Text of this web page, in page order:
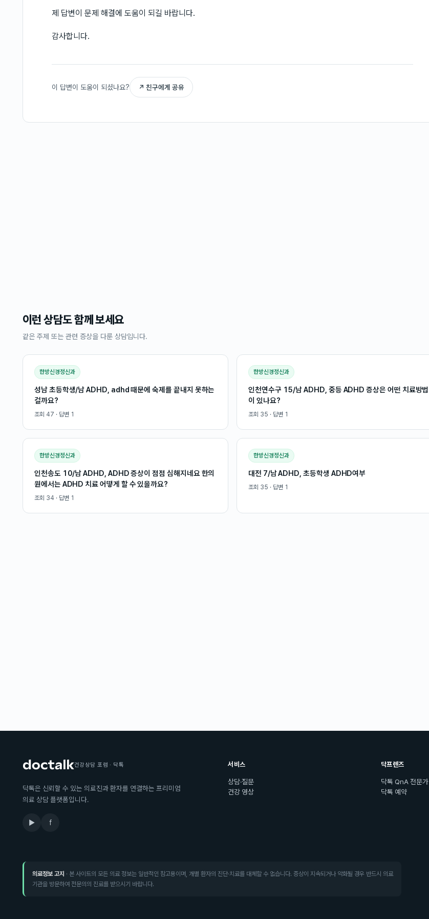
제 답변이 문제 해결에 도움이 되길 바랍니다.
감사합니다.
이 답변이 도움이 되셨나요? ↗ 친구에게 공유
이런 상담도 함께 보세요
같은 주제 또는 관련 증상을 다룬 상담입니다.
한방신경정신과
성남 초등학생/남 ADHD, adhd 때문에 숙제를 끝내지 못하는
걸까요?
조회 47 · 답변 1
한방신경정신과
인천연수구 15/남 ADHD, 중등 ADHD 증상은 어떤 치료방법
이 있나요?
조회 35 · 답변 1
한방신경정신과
인천송도 10/남 ADHD, ADHD 증상이 점점 심해지네요 한의
원에서는 ADHD 치료 어떻게 할 수 있을까요?
조회 34 · 답변 1
한방신경정신과
대전 7/남 ADHD, 초등학생 ADHD여부
조회 35 · 답변 1
건강상담 포럼 · 닥톡
닥톡은 신뢰할 수 있는 의료진과 환자를 연결하는 프리미엄
의료 상담 플랫폼입니다.
▶ f
서비스
상담·질문
건강 영상
닥프렌즈
닥톡 QnA 전문가
닥톡 예약
의료정보 고지 · 본 사이트의 모든 의료 정보는 일반적인 참고용이며, 개별 환자의 진단·치료를 대체할 수 없습니다. 증상이 지속되거나 악화될 경우 반드시 의료
기관을 방문하여 전문의의 진료를 받으시기 바랍니다.